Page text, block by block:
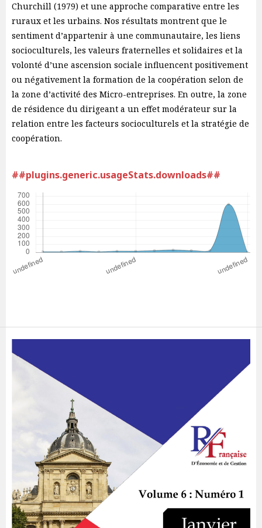
Churchill (1979) et une approche comparative entre les
ruraux et les urbains. Nos résultats montrent que le
sentiment d’appartenir à une communautaire, les liens
socioculturels, les valeurs fraternelles et solidaires et la
volonté d’une ascension sociale influencent positivement
ou négativement la formation de la coopération selon de
la zone d’activité des Micro-entreprises. En outre, la zone
de résidence du dirigeant a un effet modérateur sur la
relation entre les facteurs socioculturels et la stratégie de
coopération.
##plugins.generic.usageStats.downloads##